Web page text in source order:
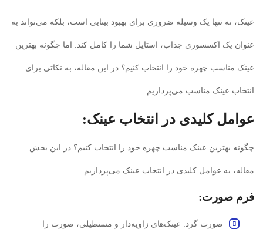
عینک، نه تنها یک وسیله ضروری برای بهبود بینایی است، بلکه می‌تواند به
عنوان یک اکسسوری جذاب، استایل شما را کامل کند. اما چگونه بهترین
عینک مناسب چهره خود را انتخاب کنیم؟ در این مقاله، به نکاتی برای
انتخاب عینک مناسب می‌پردازیم.
عوامل کلیدی در انتخاب عینک:
چگونه بهترین عینک مناسب چهره خود را انتخاب کنیم؟ در این بخش
مقاله، به عوامل کلیدی در انتخاب عینک می‌پردازیم.
فرم صورت:
صورت گرد: عینک‌های زاویه‌دار و مستطیلی، صورت را